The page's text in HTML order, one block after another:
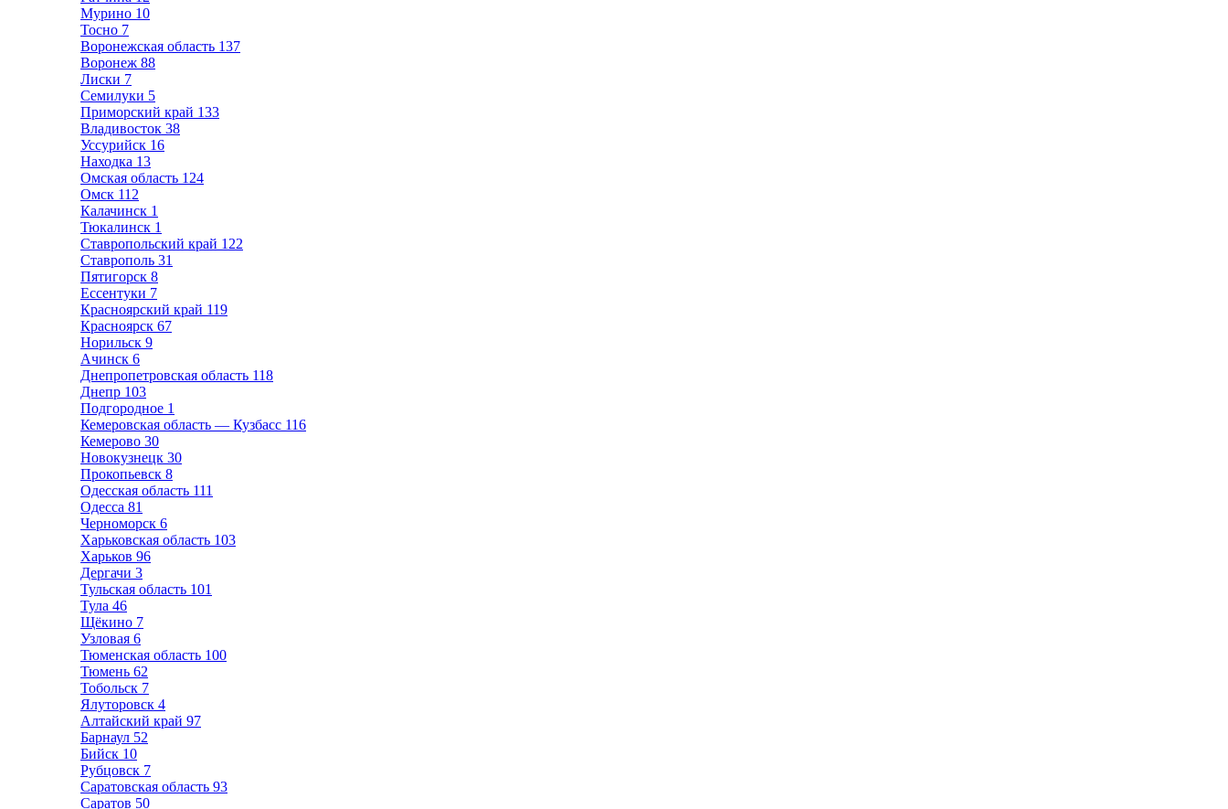
Мурино 10
Тосно 7
Воронежская область 137
Воронеж 88
Лиски 7
Семилуки 5
Приморский край 133
Владивосток 38
Уссурийск 16
Находка 13
Омская область 124
Омск 112
Калачинск 1
Тюкалинск 1
Ставропольский край 122
Ставрополь 31
Пятигорск 8
Ессентуки 7
Красноярский край 119
Красноярск 67
Норильск 9
Ачинск 6
Днепропетровская область 118
Днепр 103
Подгородное 1
Кемеровская область — Кузбасс 116
Кемерово 30
Новокузнецк 30
Прокопьевск 8
Одесская область 111
Одесса 81
Черноморск 6
Харьковская область 103
Харьков 96
Дергачи 3
Тульская область 101
Тула 46
Щёкино 7
Узловая 6
Тюменская область 100
Тюмень 62
Тобольск 7
Ялуторовск 4
Алтайский край 97
Барнаул 52
Бийск 10
Рубцовск 7
Саратовская область 93
Саратов 50